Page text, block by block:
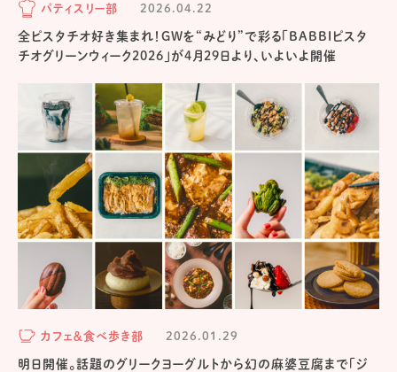
パティスリー部 2026.04.22
全ピスタチオ好き集まれ！GWを“みどり”で彩る「BABBIピスタ
チオグリーンウィーク2026」が4月29日より、いよいよ開催
カフェ＆食べ歩き部 2026.01.29
明日開催。話題のグリークヨーグルトから幻の麻婆豆腐まで「ジ